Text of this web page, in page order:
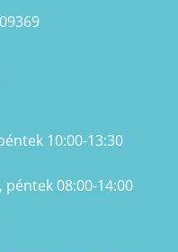
10:00-13:30
08:00-14:00